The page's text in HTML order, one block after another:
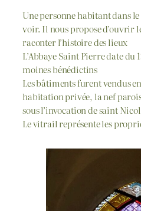
Une personne habitant dans
voir. Il nous propose d’ouvrir
raconter l’histoire des lieux
L’Abbaye Saint Pierre date du
moines bénédictins
Les bâtiments furent vendus
habitation privée, la nef
sous l’invocation de saint
Le vitrail représente les